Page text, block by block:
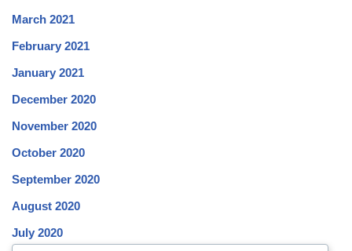
March 2021
February 2021
January 2021
December 2020
November 2020
October 2020
September 2020
August 2020
July 2020